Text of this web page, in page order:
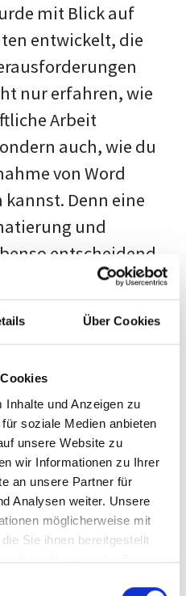
Über Cookies
und Anzeigen zu
soziale Medien anbieten
unsere Website zu
wir Informationen zu Ihrer
an unsere Partner für
Analysen weiter. Unsere
möglicherweise mit
Sie ihnen bereitgestellt
Ihrer Nutzung der Dienste
mit Blick auf
entwickelt, die
nur erfahren, wie
Arbeit
auch, wie du
von Word
Denn eine
und
entscheidend
Jeder Prüfer hat
und unsere
dass sie dir
zeigt,
zu bieten.
das richtige
mit
dieses
deiner